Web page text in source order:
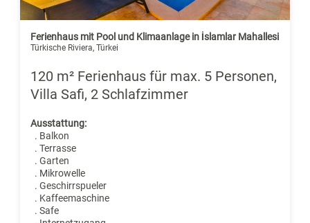
Ferienhaus mit Pool und Klimaanlage in İslamlar Mahallesi
Türkische Riviera, Türkei
120 m² Ferienhaus für max. 5 Personen,
Villa Safi, 2 Schlafzimmer
Ausstattung:
. Balkon
. Terrasse
. Garten
. Mikrowelle
. Geschirrspueler
. Kaffeemaschine
. Safe